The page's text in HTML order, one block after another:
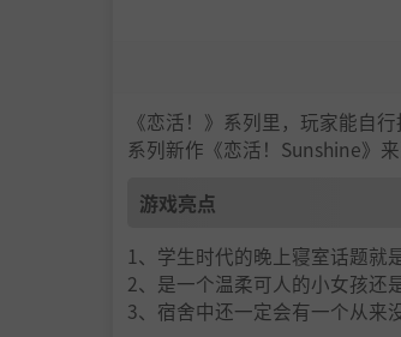
《恋活！》系列里，玩家能自
系列新作《恋活！Sunshine》
游戏亮点
1、学生时代的晚上寝室话题就
2、是一个温柔可人的小女孩还
3、宿舍中还一定会有一个从来